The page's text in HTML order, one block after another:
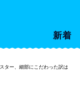
新着
ー、細部にこだわった訳は